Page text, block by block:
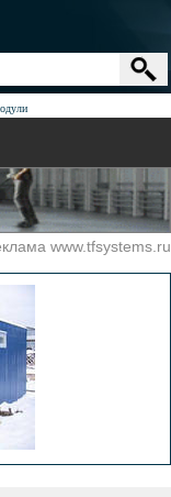
www.tfsystems.ru